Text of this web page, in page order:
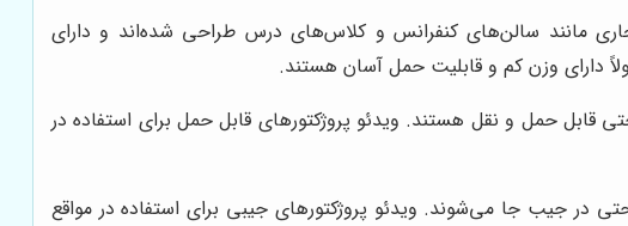
مانند سالن‌های کنفرانس و کلاس‌های درس طراحی شده‌اند و دارای
دارای وزن کم و قابلیت حمل آسان هستند.
قابل حمل و نقل هستند. ویدئو پروژکتورهای قابل حمل برای استفاده در
در جیب جا می‌شوند. ویدئو پروژکتورهای جیبی برای استفاده در مواقع